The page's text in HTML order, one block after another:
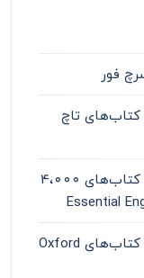
فور
کتاب‌های تاچ
راهکار قطعی یادگیری لغات سری کتاب‌های ۴،۰۰۰
راهکار قطعی یادگیری لغات سری کتاب‌های Oxford